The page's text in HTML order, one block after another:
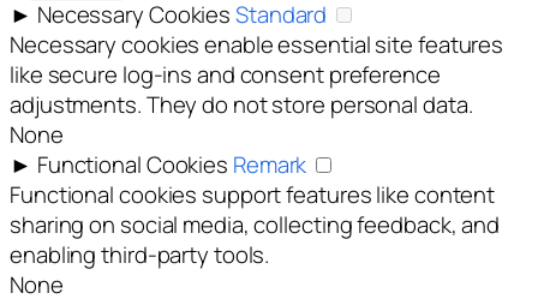
► Necessary CookiesStandard
Necessary cookies enable essential site features
like secure log-ins and consent preference
adjustments. They do not store personal data.
None
► Functional Cookies Remark
Functional cookies support features like content
sharing on social media, collecting feedback, and
enabling third-party tools.
None